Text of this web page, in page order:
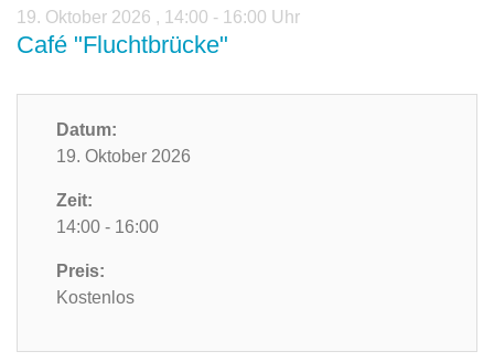
19. Oktober 2026 , 14:00 - 16:00 Uhr
Café "Fluchtbrücke"
Datum:
19. Oktober 2026
Zeit:
14:00 - 16:00
Preis:
Kostenlos